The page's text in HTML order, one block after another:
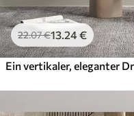
22.07€13 .24€